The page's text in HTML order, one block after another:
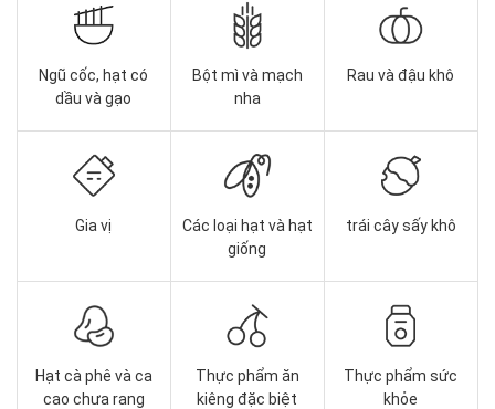
Ngũ cốc, hạt có
dầu và gạo
Bột mì và mạch
nha
Rau và đậu khô
Gia vị
Các loại hạt và hạt
giống
trái cây sấy khô
Hạt cà phê và ca
cao chưa rang
Thực phẩm ăn
kiêng đặc biệt
Thực phẩm sức
khỏe